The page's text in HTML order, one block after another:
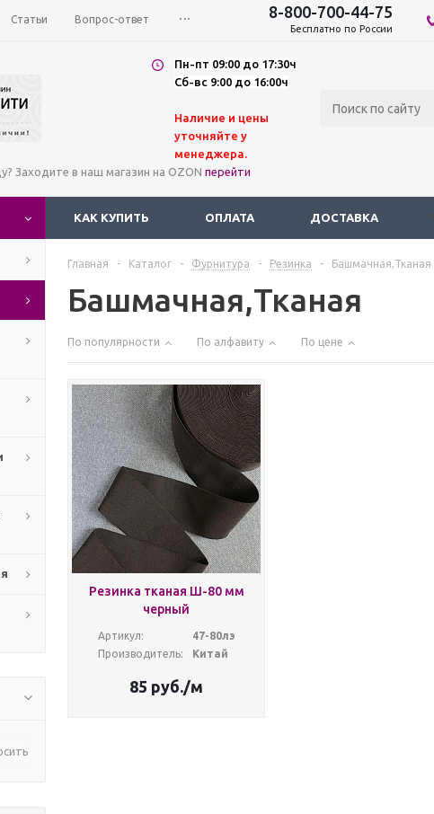
Статьи Вопрос-ответ ... 8-800-700-44-75
Бесплатно по России
Пн-пт 09:00 до 17:30ч
Сб-вс 9:00 до 16:00ч
Наличие и цены
уточняйте у
менеджера.
Заходите в наш магазин на OZON перейти
КАК КУПИТЬ ОПЛАТА ДОСТАВКА
Главная - Каталог - Фурнитура - Резинка - Башмачная,Тканая
Башмачная,Тканая
По популярности По алфавиту По цене
Резинка тканая Ш-80 мм
черный
Артикул:
47-80лэ
Производитель:
Китай
85 руб./м